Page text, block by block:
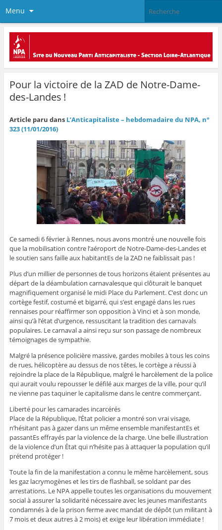
Menu
Pour la victoire de la ZAD de Notre-Dame-
des-Landes !
Article paru dans L’Anticapitaliste – hebdomadaire du NPA, n°
323 (11/01/2016)
Ce samedi 6 février à Rennes, nous avons montré une nouvelle fois
que la mobilisation contre l’aéroport de Notre-Dame-des-Landes et
le soutien sans faille aux habitantEs de la ZAD ne faiblissait pas !
Plus d’un millier de personnes de tous horizons étaient présentes au
départ de la déambulation carnavalesque qui clôturait le banquet
magnifiquement organisé le midi Place du Parlement. C’est donc un
cortège festif, costumé et bigarré, qui s’est engagé dans les rues
rennaises pour réaffirmer son opposition à Vinci et à son monde,
ainsi qu’à l’état d’urgence, ressuscitant la tradition des carnavals
populaires. Le carnaval a ainsi reçu sur son passage de nombreux
témoignages de sympathie.
Malgré la présence policière massive, gardes mobiles à tous les coins
de rues, hélicoptère au dessus de nos têtes, le cortège a réussi à
rejoindre la place de la République, malgré le harcèlement de la police
qui aurait voulu repousser le défilé aux marges de la ville, pour qu’il
ne vienne pas taquiner le capitalisme dans le centre commerçant.
Liberté pour les camarades incarcérés
Place de la République, l’État policier a montré son vrai visage,
n’hésitant pas à gazer dans un même ensemble manifestantEs et
passantEs effrayés par la violence de la charge. Une belle illustration
de la violence d’un État qui n’hésite pas à attaquer la population qu’il
prétend protéger !
Toute la fin de la manifestation a connu le même harcèlement, sous
les gaz lacrymogènes et les tirs de flashball, se soldant par des
arrestations. Le NPA appelle toutes les organisations du mouvement
social à assurer la solidarité nécessaire avec les jeunes manifestants
condamnés à de la prison ferme avec mandat de dépôt (un militant à
7 mois et deux autres à 2 mois) et exige leur libération immédiate !